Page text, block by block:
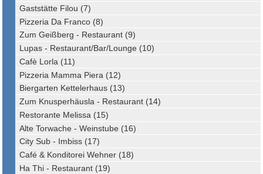
Gaststätte Filou (7)
Pizzeria Da Franco (8)
Zum Geißberg - Restaurant (9)
Lupas - Restaurant/Bar/Lounge (10)
Cafè Lorla (11)
Pizzeria Mamma Piera (12)
Biergarten Kettelerhaus (13)
Zum Knusperhäusla - Restaurant (14)
Restorante Melissa (15)
Alte Torwache - Weinstube (16)
City Sub - Imbiss (17)
Café & Konditorei Wehner (18)
Ha Thi - Restaurant (19)